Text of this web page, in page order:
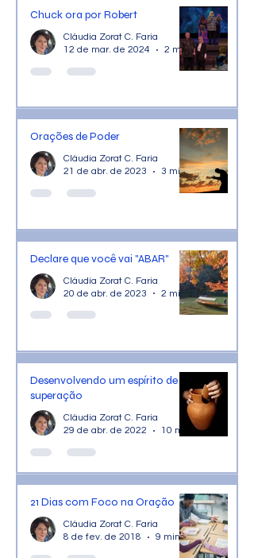
Chuck ora por Robert
Cláudia Zorat C. Faria
12 de mar. de 2024
2 min de leitura
Orações de Poder
Cláudia Zorat C. Faria
21 de abr. de 2023
3 min de leitura
Declare que você vai "ABAR"
Cláudia Zorat C. Faria
20 de abr. de 2023
Desenvolvendo um espírito de
superação
Cláudia Zorat C. Faria
29 de abr. de 2022
21 Dias com Foco na Oração
Cláudia Zorat C. Faria
8 de fev. de 2018
9 min de leitura